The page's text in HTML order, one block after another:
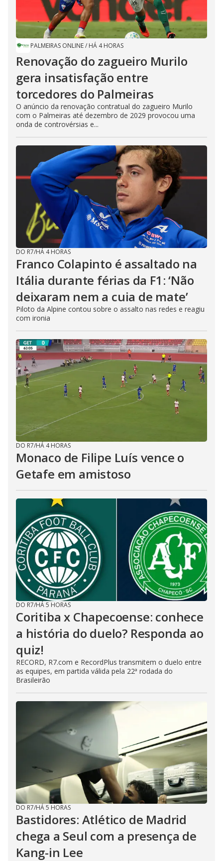
PALMEIRAS ONLINE/ HÁ 4 HORAS
Renovação do zagueiro Murilo
gera insatisfação entre
torcedores do Palmeiras
O anúncio da renovação contratual do zagueiro Murilo
com o Palmeiras até dezembro de 2029 provocou uma
onda de controvérsias e...
DO R7/HÁ 4 HORAS
Franco Colapinto é assaltado na
Itália durante férias da F1: ‘Não
deixaram nem a cuia de mate’
Piloto da Alpine contou sobre o assalto nas redes e reagiu
com ironia
DO R7/HÁ 4 HORAS
Monaco de Filipe Luís vence o
Getafe em amistoso
DO R7/HÁ 5 HORAS
Coritiba x Chapecoense: conhece
a história do duelo? Responda ao
quiz!
RECORD, R7.com e RecordPlus transmitem o duelo entre
as equipes, em partida válida pela 22ª rodada do
Brasileirão
DO R7/HÁ 5 HORAS
Bastidores: Atlético de Madrid
chega a Seul com a presença de
Kang-in Lee